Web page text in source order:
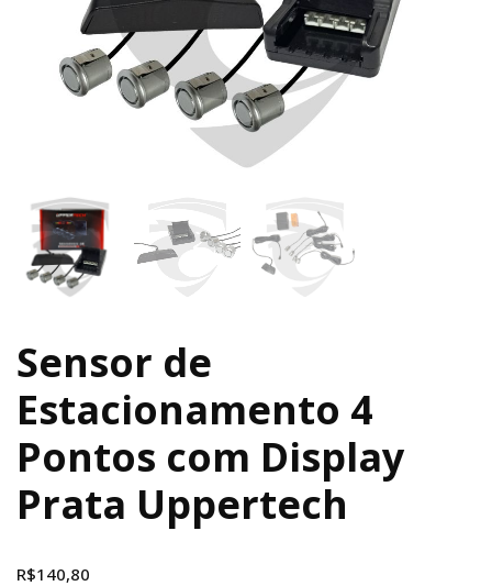
Sensor de
Estacionamento 4
Pontos com Display
Prata Uppertech
R$140,80